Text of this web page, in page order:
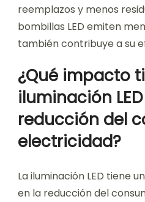
reemplazos y menos
bombillas LED emiten
también contribuye a su
¿Qué impacto
iluminación
reducción del
electricidad?
La iluminación LED tiene
en la reducción del